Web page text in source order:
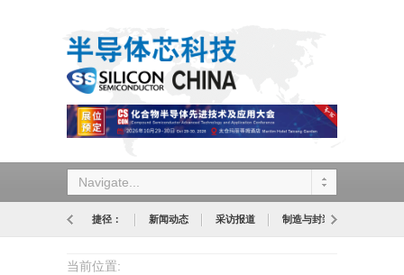
Navigate...
捷径： 新闻动态 采访报道 制造与封装
当前位置: